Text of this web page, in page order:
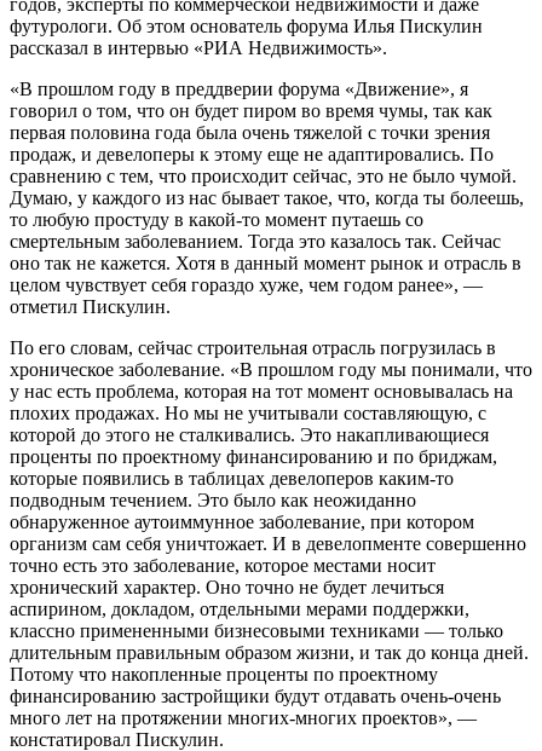
футурологи. Об этом основатель форума Илья Пискулин
рассказал в интервью «РИА Недвижимость».
«В прошлом году в преддверии форума «Движение», я
говорил о том, что он будет пиром во время чумы, так как
первая половина года была очень тяжелой с точки зрения
продаж, и девелоперы к этому еще не адаптировались. По
сравнению с тем, что происходит сейчас, это не было чумой.
Думаю, у каждого из нас бывает такое, что, когда ты болеешь,
то любую простуду в какой-то момент путаешь со
смертельным заболеванием. Тогда это казалось так. Сейчас
оно так не кажется. Хотя в данный момент рынок и отрасль в
целом чувствует себя гораздо хуже, чем годом ранее», —
отметил Пискулин.
По его словам, сейчас строительная отрасль погрузилась в
хроническое заболевание. «В прошлом году мы понимали, что
у нас есть проблема, которая на тот момент основывалась на
плохих продажах. Но мы не учитывали составляющую, с
которой до этого не сталкивались. Это накапливающиеся
проценты по проектному финансированию и по бриджам,
которые появились в таблицах девелоперов каким-то
подводным течением. Это было как неожиданно
обнаруженное аутоиммунное заболевание, при котором
организм сам себя уничтожает. И в девелопменте совершенно
точно есть это заболевание, которое местами носит
хронический характер. Оно точно не будет лечиться
аспирином, докладом, отдельными мерами поддержки,
классно примененными бизнесовыми техниками — только
длительным правильным образом жизни, и так до конца дней.
Потому что накопленные проценты по проектному
финансированию застройщики будут отдавать очень-очень
много лет на протяжении многих-многих проектов», —
констатировал Пискулин.